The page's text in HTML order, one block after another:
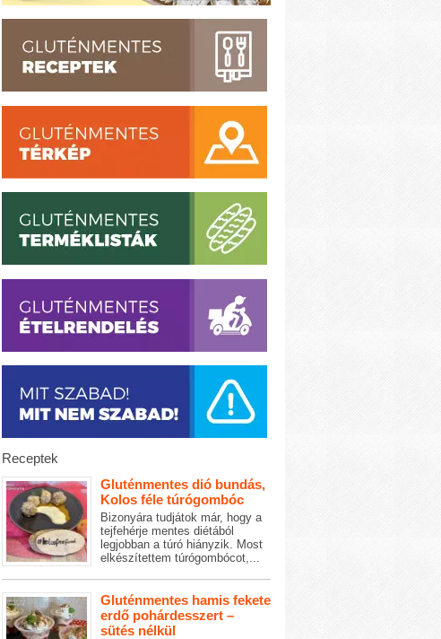
Receptek
Gluténmentes dió bundás,
Kolos féle túrógombóc
Bizonyára tudjátok már, hogy a
tejfehérje mentes diétából
legjobban a túró hiányzik. Most
elkészítettem túrógombócot,...
Gluténmentes hamis fekete
erdő pohárdesszert –
sütés nélkül